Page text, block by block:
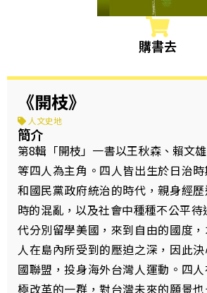
購書去
《開枝》
人文史地
簡介
第8輯「開枝」一書以王秋森、賴文
等四人為主角。四人皆出生於日治
和國民黨政府統治的時代，親身經
時的混亂，以及社會中種種不公平
代分別留學美國，來到自由的國度
人在島內所受到的壓迫之深，因此
國聯盟，投身海外台灣人運動。四
極改革的一群，對台灣未來的願景